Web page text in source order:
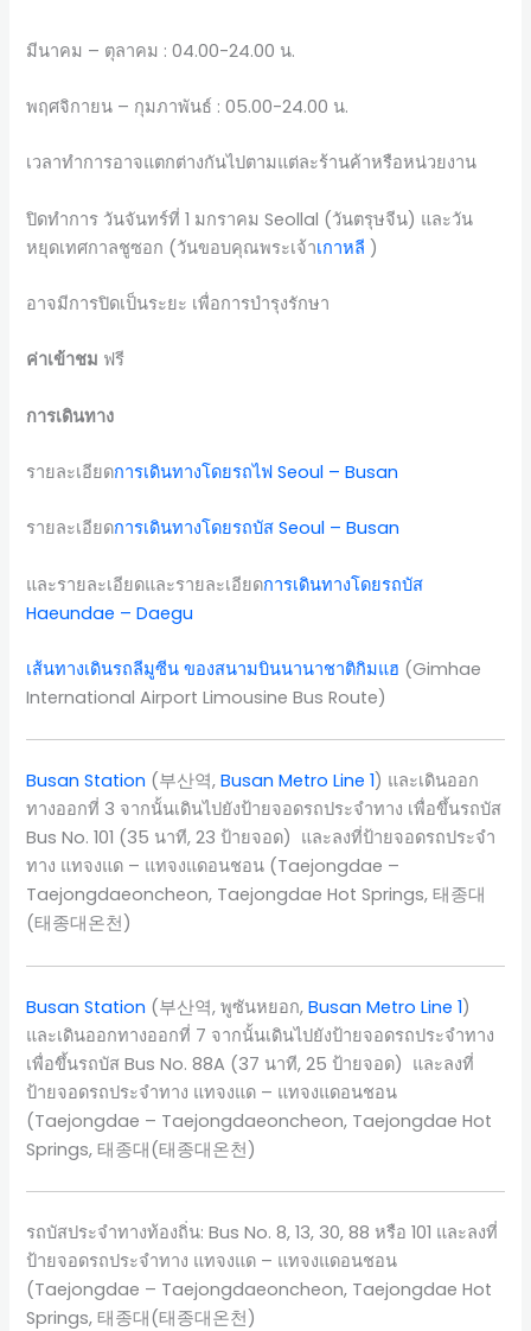
มีนาคม – ตุลาคม : 04.00-24.00 น.
พฤศจิกายน – กุมภาพันธ์ : 05.00-24.00 น.
เวลาทำการอาจแตกต่างกันไปตามแต่ละร้านค้าหรือหน่วยงาน
ปิดทำการ วันจันทร์ที่ 1 มกราคม Seollal (วันตรุษจีน) และวัน
หยุดเทศกาลชูซอก (วันขอบคุณพระเจ้าเกาหลี )
อาจมีการปิดเป็นระยะ เพื่อการบำรุงรักษา
ค่าเข้าชม ฟรี
การเดินทาง
รายละเอียดการเดินทางโดยรถไฟ Seoul – Busan
รายละเอียดการเดินทางโดยรถบัส Seoul – Busan
และรายละเอียดและรายละเอียดการเดินทางโดยรถบัส
Haeundae – Daegu
เส้นทางเดินรถลีมูซีน ของสนามบินนานาชาติกิมแฮ (Gimhae
International Airport Limousine Bus Route)
Busan Station (부산역,Busan Metro Line 1) และเดินออก
ทางออกที่ 3 จากนั้นเดินไปยังป้ายจอดรถประจำทาง เพื่อขึ้นรถบัส
Bus No. 101 (35 นาที, 23 ป้ายจอด) และลงที่ป้ายจอดรถประจำ
ทาง แทจงแด – แทจงแดอนชอน (Taejongdae –
Taejongdaeoncheon, Taejongdae Hot Springs, 태종대
(태종대온천)
Busan Station (부산역, พูซันหยอก,Busan Metro Line 1)
และเดินออกทางออกที่ 7 จากนั้นเดินไปยังป้ายจอดรถประจำทาง
เพื่อขึ้นรถบัส Bus No. 88A (37 นาที, 25 ป้ายจอด) และลงที่
ป้ายจอดรถประจำทาง แทจงแด – แทจงแดอนชอน
(Taejongdae – Taejongdaeoncheon, Taejongdae Hot
Springs, 태종대(태종대온천)
รถบัสประจำทางท้องถิ่น: Bus No. 8, 13, 30, 88 หรือ 101 และลงที่
ป้ายจอดรถประจำทาง แทจงแด – แทจงแดอนชอน
(Taejongdae – Taejongdaeoncheon, Taejongdae Hot
Springs, 태종대(태종대온천)